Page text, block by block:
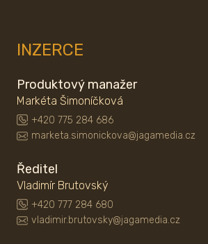
INZERCE
Produktový manažer
Markéta Šimoníčková
+420 775 284 686
marketa.simonickova@jagamedia.cz
Ředitel
Vladimír Brutovský
+420 777 284 680
vladimir.brutovsky@jagamedia.cz